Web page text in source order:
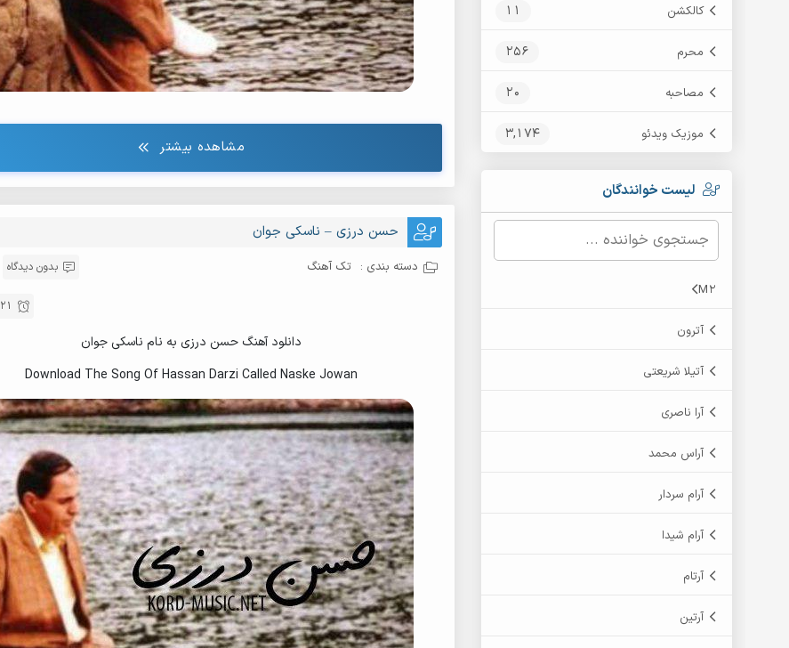
کالکشن 11
محرم 256
مصاحبه 20
موزیک ویدئو 3,174
لیست خوانندگان
M2
آترون
آتیلا شریعتی
آرا ناصری
آراس محمد
آرام سردار
آرام شیدا
آرتام
آرتین
مشاهده بیشتر
حسن درزی – ناسکی جوان
دسته بندی : تک آهنگ بدون دیدگاه
21 آبان , 1396
دانلود آهنگ حسن درزی به نام ناسکی جوان
Download The Song Of Hassan Darzi Called Naske Jowan